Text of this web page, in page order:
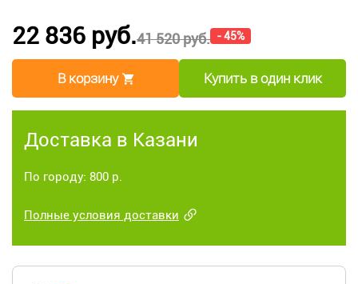
41 520 руб. - 45%
22 836 руб.
В корзину Купить в один клик
Доставка в Казани
По городу: 800 р.
Полные условия доставки